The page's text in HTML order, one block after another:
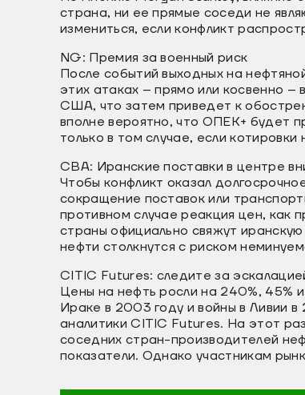
страна, ни ее прямые соседи не
измениться, если конфликт
NG: Премия за военный риск
После событий выходных на
этих атаках – прямо или косвенно
США, что затем приведет к
вполне вероятно, что ОПЕК+ будет
только в том случае, если
CBA: Иранские поставки в центре
Чтобы конфликт оказал
сокращение поставок или
противном случае реакция цен, как
страны официально свяжут
нефти столкнутся с риском
CITIC Futures: следите за
Цены на нефть росли на 240%, 45%
Ираке в 2003 году и войны в Ливии
аналитики CITIC Futures. На этот
соседних стран-производителей
показатели. Однако участникам